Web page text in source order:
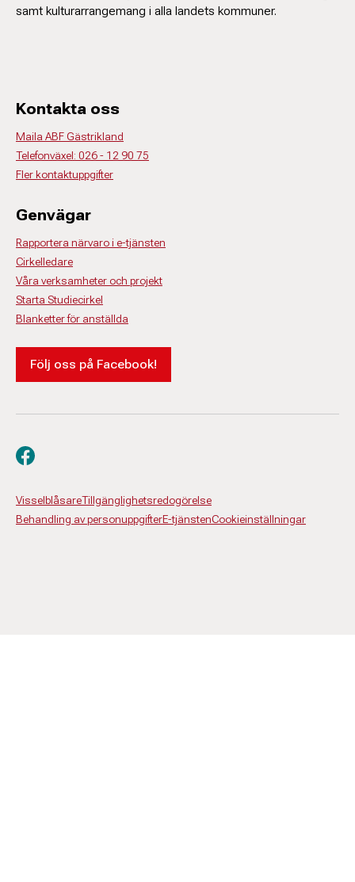
samt kulturarrangemang i alla landets kommuner.
Kontakta oss
Maila ABF Gästrikland
Telefonväxel: 026 - 12 90 75
Fler kontaktuppgifter
Genvägar
Rapportera närvaro i e-tjänsten
Cirkelledare
Våra verksamheter och projekt
Starta Studiecirkel
Blanketter för anställda
Följ oss på Facebook!
VisselblåsareTillgänglighetsredogörelse
Behandling av personuppgifterE-tjänstenCookieinställningar
Besök oss på facebook